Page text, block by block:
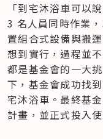
「到宅沐浴車可以
3 名人員同時作業
置組合式設備與搬
想到實行，過程並
都是基金會的一大
下，基金會成功找
宅沐浴車。最終基
計畫，並正式投入使